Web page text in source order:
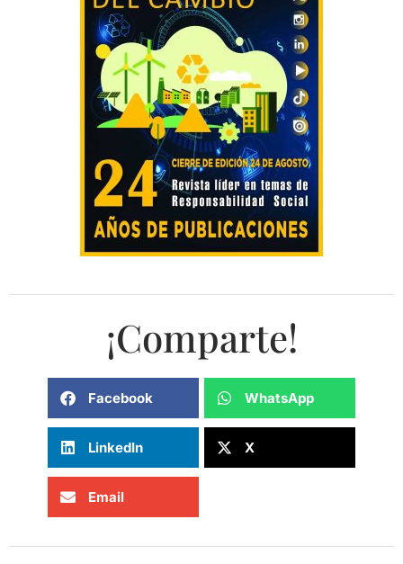
¡Comparte!
Facebook WhatsApp
LinkedIn X
Email